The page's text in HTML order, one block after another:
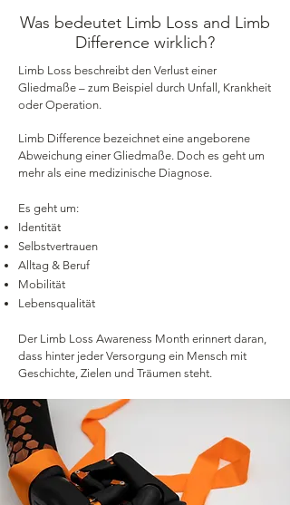
Was bedeutet Limb Loss and Limb
Difference wirklich?
Limb Loss beschreibt den Verlust einer
Gliedmaße – zum Beispiel durch Unfall, Krankheit
oder Operation.
Limb Difference bezeichnet eine angeborene
Abweichung einer Gliedmaße.​ Doch es geht um
mehr als eine medizinische Diagnose.
​Es geht um:
Identität
Selbstvertrauen
Alltag & Beruf
Mobilität
Lebensqualität​
Der Limb Loss Awareness Month erinnert daran,
dass hinter jeder Versorgung ein Mensch mit
Geschichte, Zielen und Träumen steht.